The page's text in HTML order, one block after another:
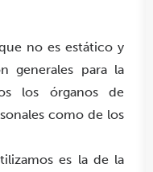
no es estático y
generales para la
los órganos de
como de los
es la de la